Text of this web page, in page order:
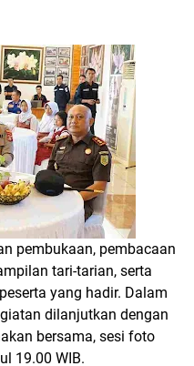
pembukaan, pembacaan
tari-tarian, serta
yang hadir. Dalam
dilanjutkan dengan
bersama, sesi foto
19.00 WIB.